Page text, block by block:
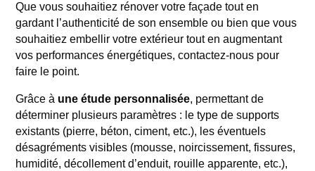
Que vous souhaitiez rénover votre façade tout en
gardant l’authenticité de son ensemble ou bien que vous
souhaitiez embellir votre extérieur tout en augmentant
vos performances énergétiques, contactez-nous pour
faire le point.
Grâce à une étude personnalisée, permettant de
déterminer plusieurs paramètres : le type de supports
existants (pierre, béton, ciment, etc.), les éventuels
désagréments visibles (mousse, noircissement, fissures,
humidité, décollement d’enduit, rouille apparente, etc.),